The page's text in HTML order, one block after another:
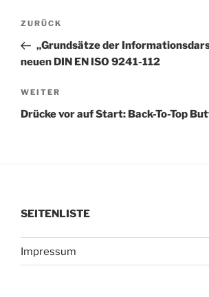
Beitragsnavigation
Vorheriger
Beitrag
ZURÜCK
„Grundsätze der
neuen DIN EN ISO 9241-112
Nächster
Beitrag
WEITER
Drücke vor auf Start: Back-To-Top
SEITENLISTE
Impressum